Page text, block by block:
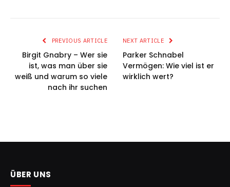
PREVIOUS ARTICLE
Birgit Gnabry – Wer sie
ist, was man über sie
weiß und warum so viele
nach ihr suchen
NEXT ARTICLE
Parker Schnabel
Vermögen: Wie viel ist er
wirklich wert?
ÜBER UNS